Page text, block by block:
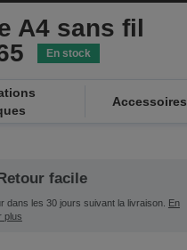
A4 sans fil
En stock
Accessoires
facile
dans les 30 jours suivant la livraison. En
plus